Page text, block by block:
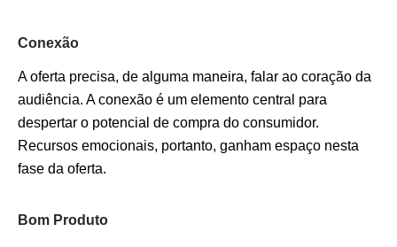
Conexão
A oferta precisa, de alguma maneira, falar ao coração da
audiência. A conexão é um elemento central para
despertar o potencial de compra do consumidor.
Recursos emocionais, portanto, ganham espaço nesta
fase da oferta.
Bom Produto